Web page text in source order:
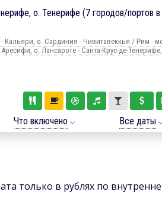
о. Тенерифе (7 городов/портов в
Кальяри, о. Сардиния - Чивитавеккья / Рим -
о. Лансароте - Санта-Крус-де-Тенерифе,
Что включено Все даты
только в рублях по